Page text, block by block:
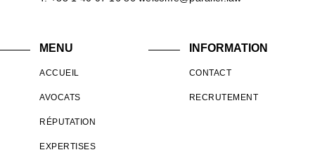
MENU
ACCUEIL
AVOCATS
RÉPUTATION
EXPERTISES
INFORMATION
CONTACT
RECRUTEMENT